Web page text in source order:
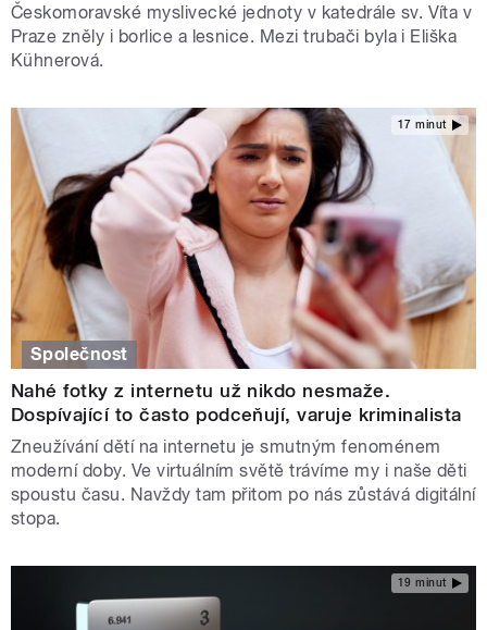
Českomoravské myslivecké jednoty v katedrále sv. Víta v
Praze zněly i borlice a lesnice. Mezi trubači byla i Eliška
Kühnerová.
17 minut
Společnost
Nahé fotky z internetu už nikdo nesmaže.
Dospívající to často podceňují, varuje kriminalista
Zneužívání dětí na internetu je smutným fenoménem
moderní doby. Ve virtuálním světě trávíme my i naše děti
spoustu času. Navždy tam přitom po nás zůstává digitální
stopa.
19 minut